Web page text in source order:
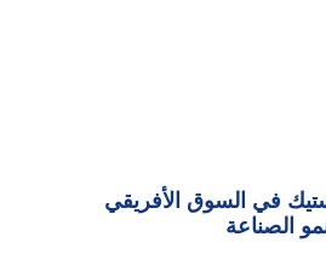
في السوق الأفريقي
الصناعة